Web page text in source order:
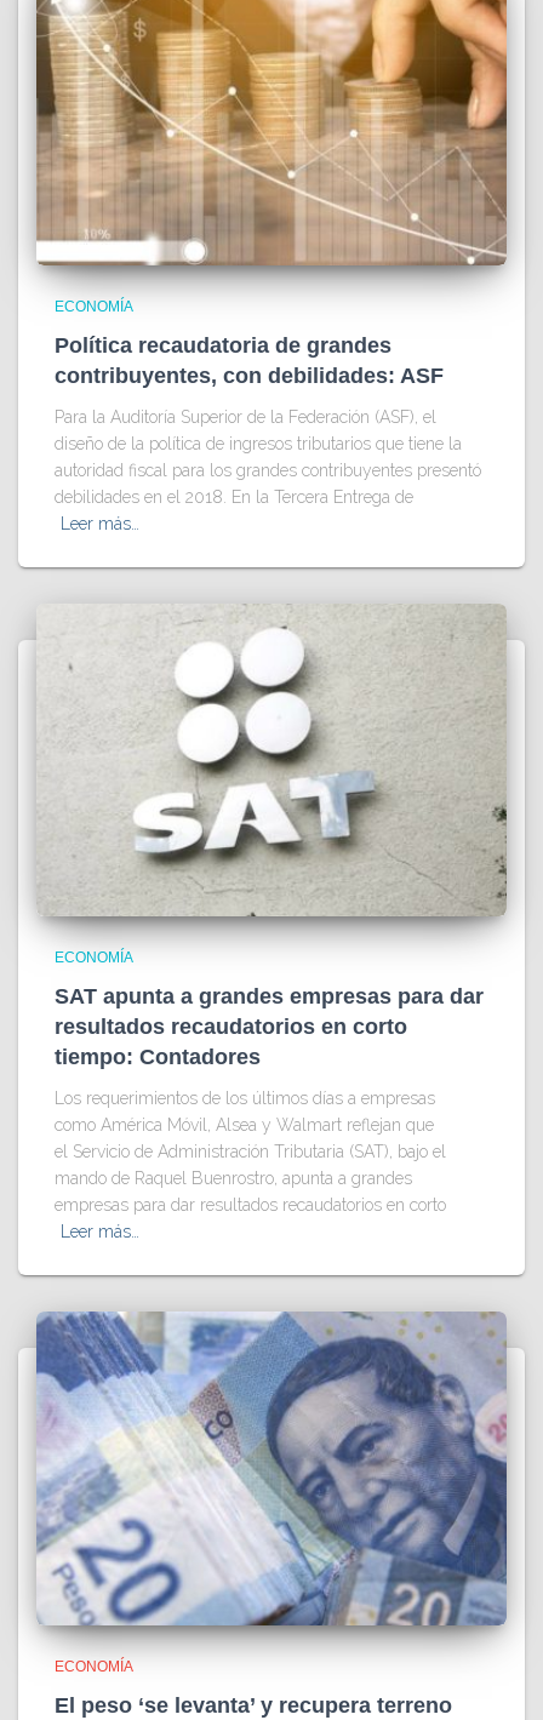
ECONOMÍA
Política recaudatoria de grandes
contribuyentes, con debilidades: ASF
Para la Auditoría Superior de la Federación (ASF), el
diseño de la política de ingresos tributarios que tiene la
autoridad fiscal para los grandes contribuyentes presentó
debilidades en el 2018. En la Tercera Entrega de
Leer más…
ECONOMÍA
SAT apunta a grandes empresas para dar
resultados recaudatorios en corto
tiempo: Contadores
Los requerimientos de los últimos días a empresas
como América Móvil, Alsea y Walmart reflejan que
el Servicio de Administración Tributaria (SAT), bajo el
mando de Raquel Buenrostro, apunta a grandes
empresas para dar resultados recaudatorios en corto
Leer más…
ECONOMÍA
El peso ‘se levanta’ y recupera terreno